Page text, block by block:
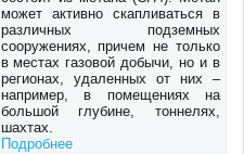
может активно скапливаться в
различных подземных
сооружениях, причем не только
в местах газовой добычи, но и в
регионах, удаленных от них –
например, в помещениях на
большой глубине, тоннелях,
шахтах.
Подробнее